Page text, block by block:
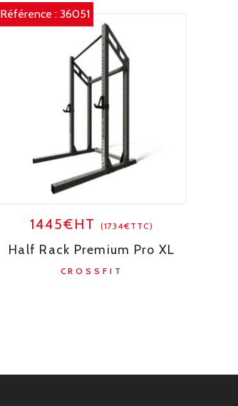
Référence :36051
1445€HT (1734€TTC)
Half Rack Premium Pro XL
CROSSFIT